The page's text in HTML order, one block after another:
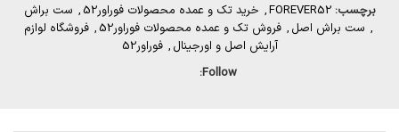
برچسب: FOREVER52
, خرید تک و عمده محصولات فوراور52 , ست براش
, ست براش اصل , فروش تک و عمده محصولات فوراور52 , فروشگاه لوازم
آرایش اصل و اورجینال , فوراور52
Follow: